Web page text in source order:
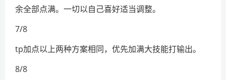
余全部点满。一切以自己喜好适当调整。
7/8
tp加点以上两种方案相同，优先加满大技能打输出。
8/8